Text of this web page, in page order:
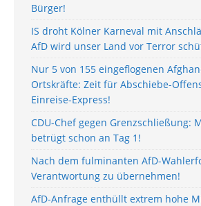
Bürger!
IS droht Kölner Karneval mit
AfD wird unser Land vor Terror
Nur 5 von 155 eingeflogenen
Ortskräfte: Zeit für Abschiebe-
Einreise-Express!
CDU-Chef gegen Grenzschließung:
betrügt schon an Tag 1!
Nach dem fulminanten AfD-
Verantwortung zu übernehmen!
AfD-Anfrage enthüllt extrem hohe